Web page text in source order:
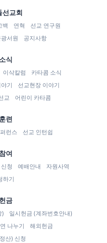
선교회
백 연혁
선교 연구원
서원 공지사항
식
이삭칼럼
카타콤 소식
기
선교현장 이야기
교 어린이 카타콤
련
런스 선교 인턴쉽
여
청 예배안내
자원사역
하기
금
)
일시헌금 (계좌번호안내)
나누기
해외헌금
산) 신청